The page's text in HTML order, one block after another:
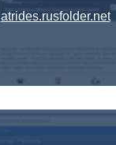
atrides.rusfolder.net